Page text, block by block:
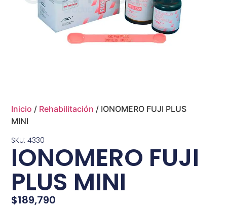
Inicio / Rehabilitación / IONOMERO FUJI PLUS
MINI
SKU: 4330
IONOMERO FUJI
PLUS MINI
$189,790